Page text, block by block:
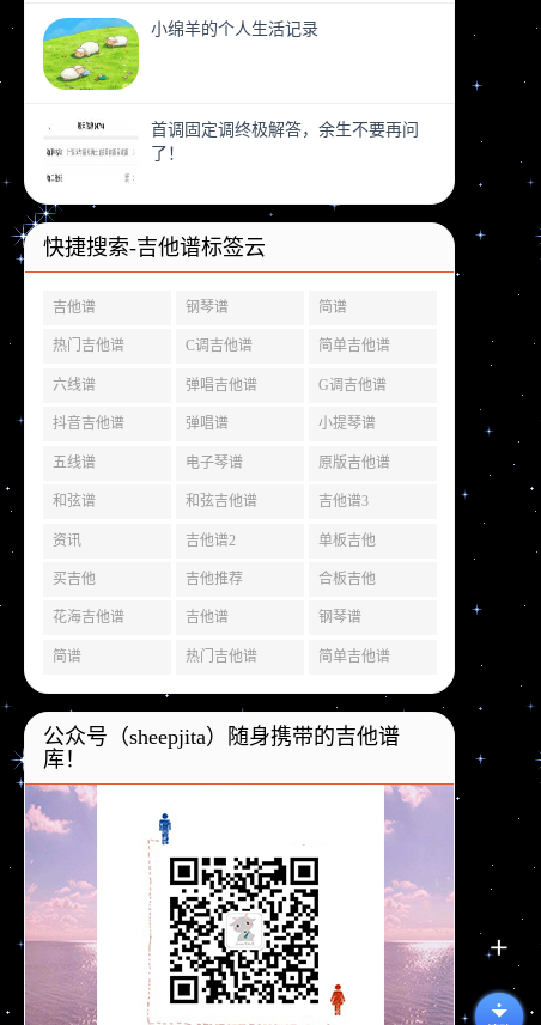
小绵羊的个人生活记录
首调固定调终极解答，余生不要再问
了！
快捷搜索-吉他谱标签云
吉他谱 钢琴谱 简谱
热门吉他谱 C调吉他谱 简单吉他谱
六线谱 弹唱吉他谱 G调吉他谱
抖音吉他谱 弹唱谱 小提琴谱
五线谱 电子琴谱 原版吉他谱
和弦谱 和弦吉他谱 吉他谱3
资讯 吉他谱2 单板吉他
买吉他 吉他推荐 合板吉他
花海吉他谱 吉他谱 钢琴谱
简谱 热门吉他谱 简单吉他谱
公众号（sheepjita）随身携带的吉他谱
库！